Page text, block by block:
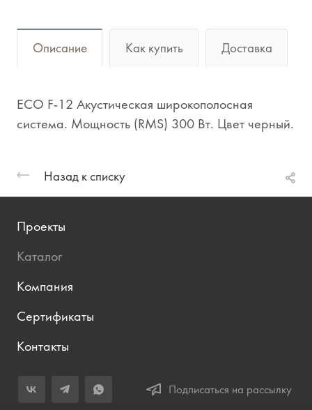
Описание Как купить Доставка
ECO F-12 Акустическая широкополосная
система. Мощность (RMS) 300 Вт. Цвет черный.
Назад к списку
Проекты
Каталог
Компания
Сертификаты
Контакты
Подписаться на рассылку